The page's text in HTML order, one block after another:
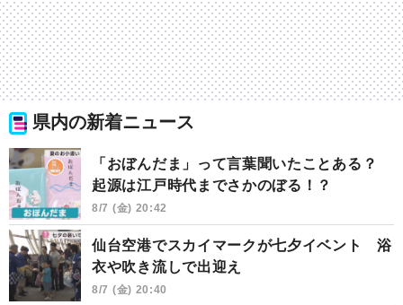
県内の新着ニュース
「おぼんだま」って言葉聞いたことある？
起源は江戸時代までさかのぼる！？
8/7 (金) 20:42
仙台空港でスカイマークが七夕イベント 浴
衣や吹き流しで出迎え
8/7 (金) 20:40